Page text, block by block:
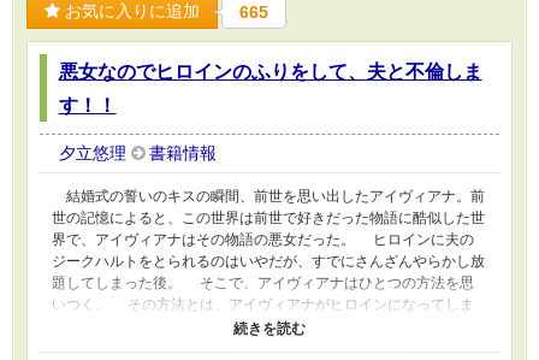
お気に入りに追加 665
悪女なのでヒロインのふりをして、夫と不倫しま
す！！
夕立悠理 書籍情報
結婚式の誓いのキスの瞬間、前世を思い出したアイヴィアナ。前
世の記憶によると、この世界は前世で好きだった物語に酷似した世
界で、アイヴィアナはその物語の悪女だった。 ヒロインに夫の
ジークハルトをとられるのはいやだが、すでにさんざんやらかし放
題してしまった後。 そこで、アイヴィアナはひとつの方法を思
いつく。 その方法とは、アイヴィアナがヒロインになってしま
うというものだ。 目論見通り、ヒロインのふりをして、ジーク
ハルトと愛を深めるアイヴィアナ。 その結果――ヒロインのふ